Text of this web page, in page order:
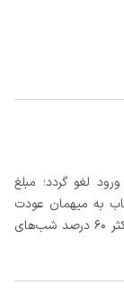
از تاریخ ورود لغو گردد؛ مبلغ
25 درصد صورتحساب به میهمان عودت
می‌شود. در غیر اینصورت اجاره شب اول بعلاوه حداکثر 60 درصد شب‌های